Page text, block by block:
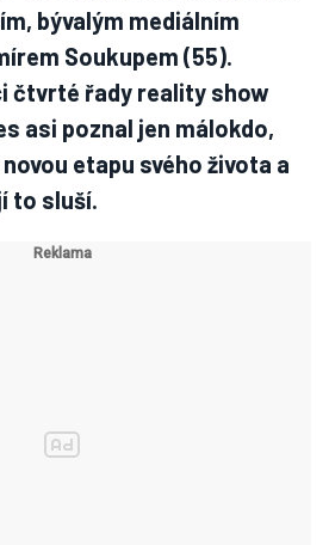
bývalým mediálním
Soukupem (55).
čtvrté řady reality show
asi poznal jen málokdo,
etapu svého života a
to sluší.